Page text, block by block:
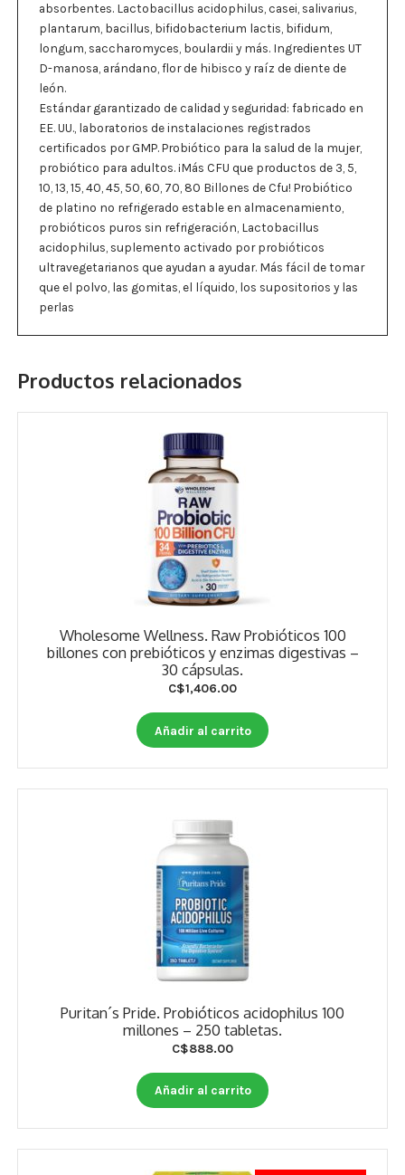
absorbentes. Lactobacillus acidophilus, casei, salivarius,
plantarum, bacillus, bifidobacterium lactis, bifidum,
longum, saccharomyces, boulardii y más. Ingredientes UT
D-manosa, arándano, flor de hibisco y raíz de diente de
león.
Estándar garantizado de calidad y seguridad: fabricado en
EE. UU., laboratorios de instalaciones registrados
certificados por GMP. Probiótico para la salud de la mujer,
probiótico para adultos. ¡Más CFU que productos de 3, 5,
10, 13, 15, 40, 45, 50, 60, 70, 80 Billones de Cfu! Probiótico
de platino no refrigerado estable en almacenamiento,
probióticos puros sin refrigeración, Lactobacillus
acidophilus, suplemento activado por probióticos
ultravegetarianos que ayudan a ayudar. Más fácil de tomar
que el polvo, las gomitas, el líquido, los supositorios y las
perlas
Productos relacionados
Wholesome Wellness. Raw Probióticos 100
billones con prebióticos y enzimas digestivas –
30 cápsulas.
C$1,406.00
Añadir al carrito
Puritan´s Pride. Probióticos acidophilus 100
millones – 250 tabletas.
C$888.00
Añadir al carrito